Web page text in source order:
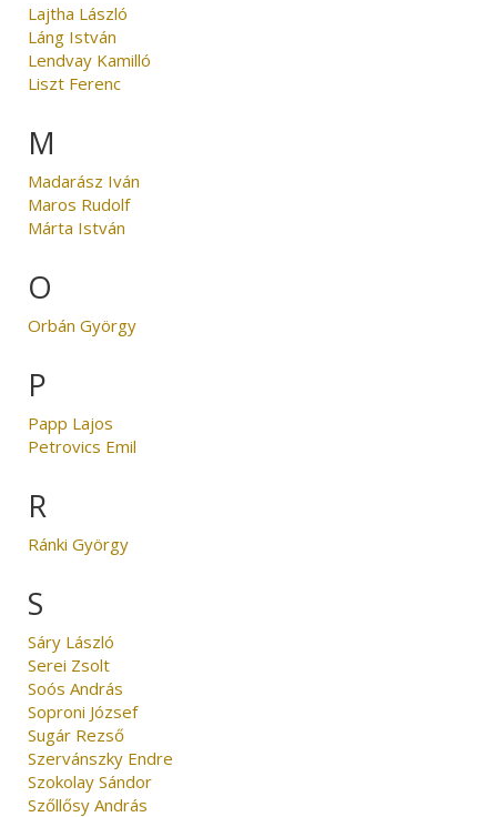
Lajtha László
Láng István
Lendvay Kamilló
Liszt Ferenc
M
Madarász Iván
Maros Rudolf
Márta István
O
Orbán György
P
Papp Lajos
Petrovics Emil
R
Ránki György
S
Sáry László
Serei Zsolt
Soós András
Soproni József
Sugár Rezső
Szervánszky Endre
Szokolay Sándor
Szőllősy András